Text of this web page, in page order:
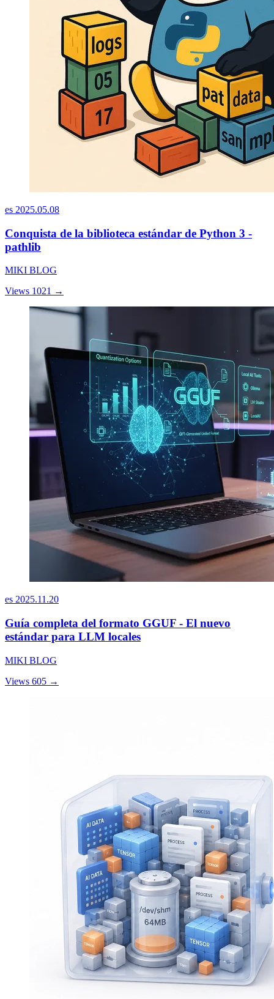
es 2025.05.08
Conquista de la biblioteca estándar de Python 3 -
pathlib
MIKI BLOG
Views 1021 →
es 2025.11.20
Guía completa del formato GGUF - El nuevo
estándar para LLM locales
MIKI BLOG
Views 605 →